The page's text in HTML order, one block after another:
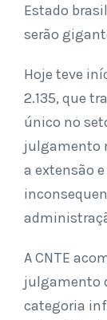
Estado
serão
Hoje teve
2.135, que
único no
julgamento
a extensão
A CNTE
julgamento
categoria